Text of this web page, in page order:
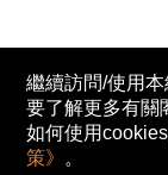
繼續訪問/使用
要了解更多有關
如何使用
策》 。